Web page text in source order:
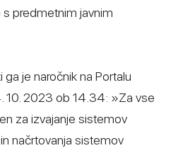
predmetnim javnim
je naročnik na Portalu
10. 2023 ob 14.34: »Za vse
za izvajanje sistemov
načrtovanja sistemov